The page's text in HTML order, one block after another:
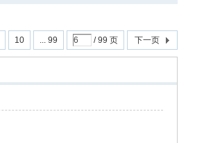
10 ... 99 / 99 页 下一页